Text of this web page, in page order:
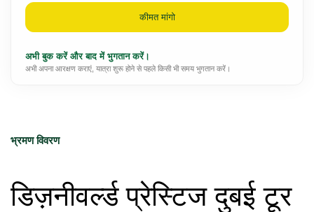
भ्रमण विवरण
डिज़नीवर्ल्ड प्रेस्टिज दुबई टूर
कीमत मांगो
अभी बुक करें और बाद में भुगतान करें।
अभी अपना आरक्षण कराएं, यात्रा शुरू होने से पहले किसी भी समय भुगतान करें।